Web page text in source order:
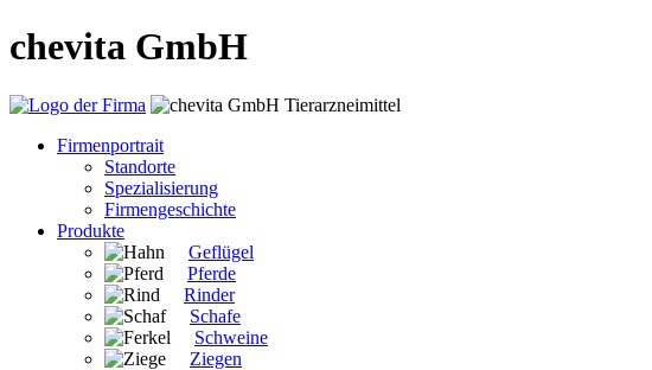
chevita GmbH
Firmenportrait
Standorte
Spezialisierung
Firmengeschichte
Produkte
Geflügel
Pferde
Rinder
Schafe
Schweine
Ziegen